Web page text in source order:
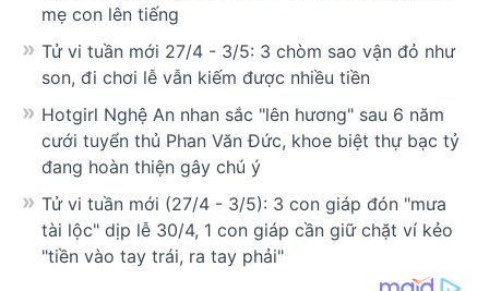
mẹ con lên tiếng
Tử vi tuần mới 27/4 - 3/5: 3 chòm sao vận đỏ như
son, đi chơi lễ vẫn kiếm được nhiều tiền
Hotgirl Nghệ An nhan sắc "lên hương" sau 6 năm
cưới tuyển thủ Phan Văn Đức, khoe biệt thự bạc tỷ
đang hoàn thiện gây chú ý
Tử vi tuần mới (27/4 - 3/5): 3 con giáp đón "mưa
tài lộc" dịp lễ 30/4, 1 con giáp cần giữ chặt ví kẻo
"tiền vào tay trái, ra tay phải"